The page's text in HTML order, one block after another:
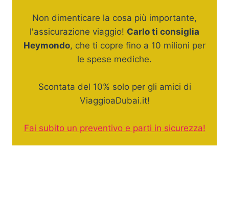
Non dimenticare la cosa più importante,
l'assicurazione viaggio! Carlo ti consiglia
Heymondo, che ti copre fino a 10 milioni per
le spese mediche.
Scontata del 10% solo per gli amici di
ViaggioaDubai.it!
Fai subito un preventivo e parti in sicurezza!